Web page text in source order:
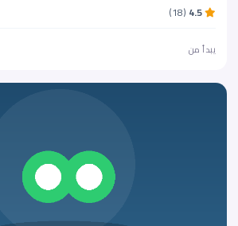
4.5
(18)
يبدأ من